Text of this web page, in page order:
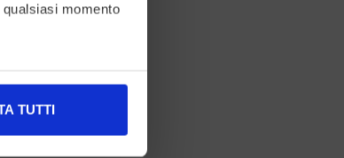
momento
(impronte
TUTTI